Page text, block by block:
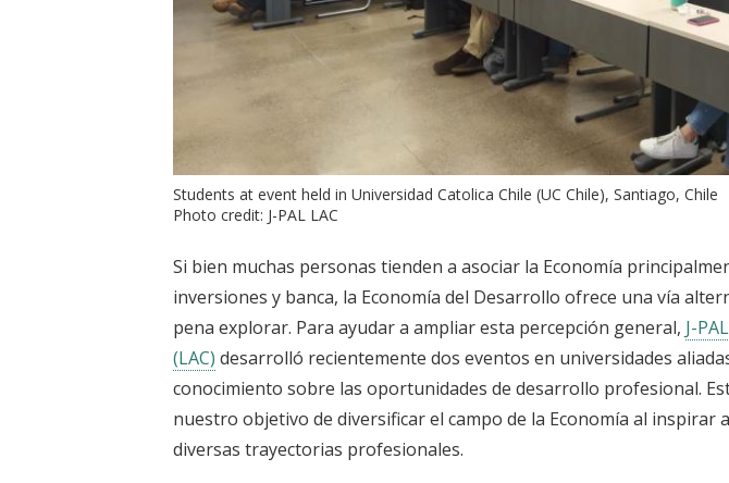
Students at event held in Universidad Catolica Chile (UC Chile), Santiago, Chile
Photo credit: J-PAL LAC
Si bien muchas personas tienden a asociar la Economía
inversiones y banca, la Economía del Desarrollo ofrece una vía
pena explorar. Para ayudar a ampliar esta percepción general, J-
(LAC) desarrolló recientemente dos eventos en universidades
conocimiento sobre las oportunidades de desarrollo profesional.
nuestro objetivo de diversificar el campo de la Economía al inspirar
diversas trayectorias profesionales.